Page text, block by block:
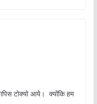
टोक्यो आये। क्योंकि हम